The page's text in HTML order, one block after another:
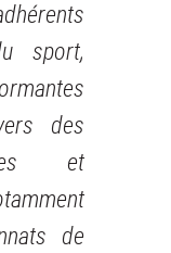
sport,
des
et
de